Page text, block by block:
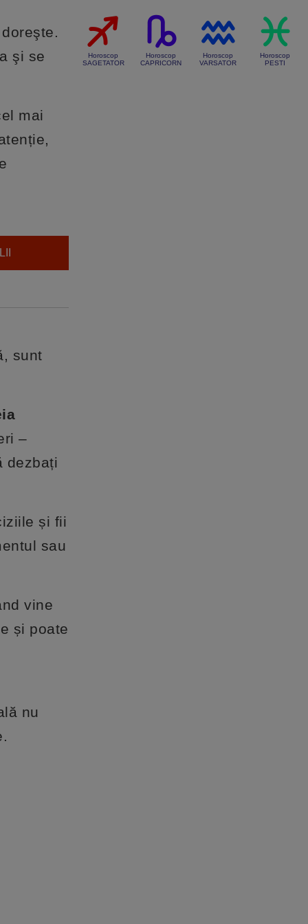
şi se
mai
sunt
–
dezbați
și fii
sau
vine
și poate
nu
Horoscop
SAGETATOR
Horoscop
CAPRICORN
Horoscop
VARSATOR
Horoscop
PESTI